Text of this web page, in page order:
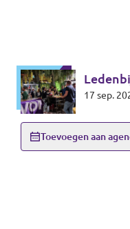
17 sep.
Toevoegen aan